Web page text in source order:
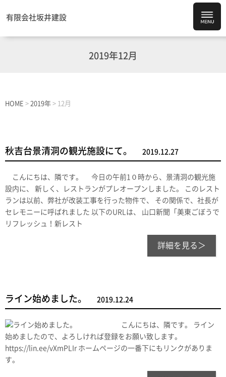
有限会社坂井建設
2019年12月
HOME > 2019年 > 12月
秋吉台景清洞の観光施設にて。 2019.12.27
こんにちは、隣です。 今日の午前1０時から、景清洞の観光施
設内に、 新しく、レストランがプレオープンしました。 このレスト
ランは以前、弊社が改装工事を行った物件で、 その関係で、社長が
セレモニーに呼ばれました 以下のURLは、 山口新聞「美東ごぼうで
リフレッシュ！新レスト
詳細を見る＞
ライン始めました。 2019.12.24
こんにちは、隣です。 ライン
始めましたので、よろしければ登録をお願い致します。
https://lin.ee/vXmPLIr ホームページの一番下にもリンクがありま
す。